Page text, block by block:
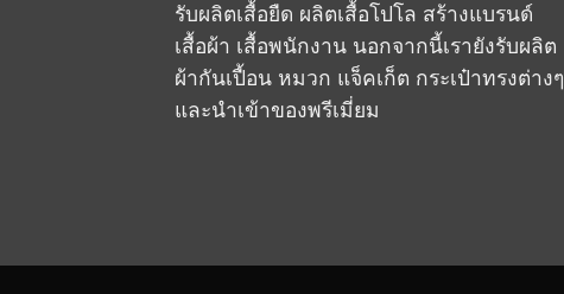
รับผลิตเสื้อยืด ผลิตเสื้อโปโล สร้างแบรนด์
เสื้อผ้า เสื้อพนักงาน นอกจากนี้เรายังรับผลิต
ผ้ากันเปื้อน หมวก แจ็คเก็ต กระเป๋าทรงต่างๆ
และนำเข้าของพรีเมี่ยม